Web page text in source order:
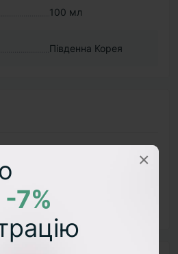
7%
×
100 мл
Південна Корея
відгук